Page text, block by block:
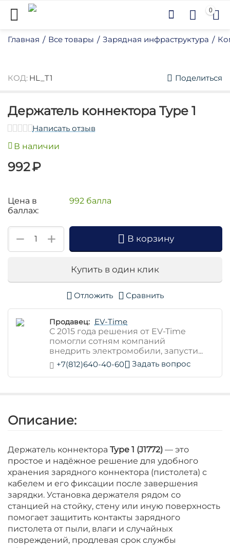
0
Главная / Все товары / Зарядная инфраструктура /
КОД: HL_T1 Поделиться
Держатель коннектора Type 1
Написать отзыв
В наличии
992₽
Цена в
баллах:
992 балла
+
− В корзину
Купить в один клик
Отложить Сравнить
Продавец: EV-Time
С 2015 года решения от EV-Time
помогли сотням компаний
внедрить электромобили, запусти...
+7(812)640-40-60
Задать вопрос
Описание:
Держатель коннектора Type 1 (J1772) — это
простое и надёжное решение для удобного
хранения зарядного коннектора (пистолета) с
кабелем и его фиксации после завершения
зарядки. Установка держателя рядом со
станцией на стойку, стену или иную поверхность
помогает защитить контакты зарядного
пистолета от пыли, влаги и случайных
повреждений, продлевая срок службы